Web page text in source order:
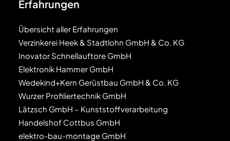
Erfahrungen
Übersicht aller Erfahrungen
Verzinkerei Heek & Stadtlohn GmbH & Co. KG
Inovator Schnellauftore GmbH
Elektronik Hammer GmbH
Wedekind+Kern Gerüstbau GmbH & Co. KG
Wurzer Profiliertechnik GmbH
Lätzsch GmbH – Kunststoffverarbeitung
Handelshof Cottbus GmbH
elektro-bau-montage GmbH